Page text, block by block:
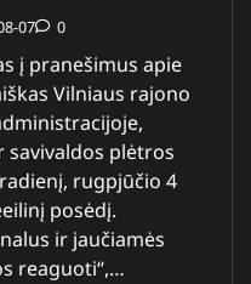
07 0
į pranešimus apie
Vilniaus rajono
savivaldos plėtros
rugpjūčio 4
posėdį.
ir jaučiamės
reaguoti“,…